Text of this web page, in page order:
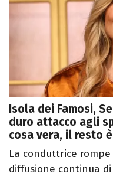
Isola dei Famosi,
duro attacco agli
cosa vera, il resto
La conduttrice
diffusione continua di